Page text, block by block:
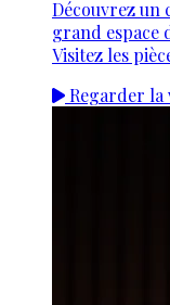
Découvrez un
grand espace
Visitez les
Regarder la